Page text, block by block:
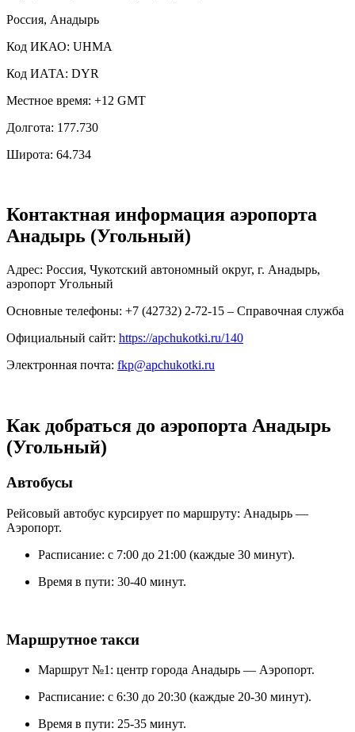
Россия, Анадырь
Код ИКАО: UHMA
Код ИАТА: DYR
Местное время: +12 GMT
Долгота: 177.730
Широта: 64.734
Контактная информация аэропорта
Анадырь (Угольный)
Адрес: Россия, Чукотский автономный округ, г. Анадырь,
аэропорт Угольный
Основные телефоны: +7 (42732) 2-72-15 – Справочная служба
Официальный сайт: https://apchukotki.ru/140
Электронная почта: fkp@apchukotki.ru
Как добраться до аэропорта Анадырь
(Угольный)
Автобусы
Рейсовый автобус курсирует по маршруту: Анадырь —
Аэропорт.
Расписание: с 7:00 до 21:00 (каждые 30 минут).
Время в пути: 30-40 минут.
Маршрутное такси
Маршрут №1: центр города Анадырь — Аэропорт.
Расписание: с 6:30 до 20:30 (каждые 20-30 минут).
Время в пути: 25-35 минут.